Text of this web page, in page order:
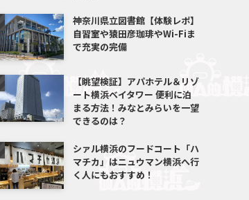
神奈川県立図書館【体験レポ】
自習室や猿田彦珈琲やWi-Fiま
で充実の完備
【眺望検証】アパホテル＆リゾ
ート横浜ベイタワー 便利に泊
まる方法！みなとみらいを一望
できるのは？
シァル横浜のフードコート「ハ
マチカ」はニュウマン横浜へ行
く人にもおすすめ！